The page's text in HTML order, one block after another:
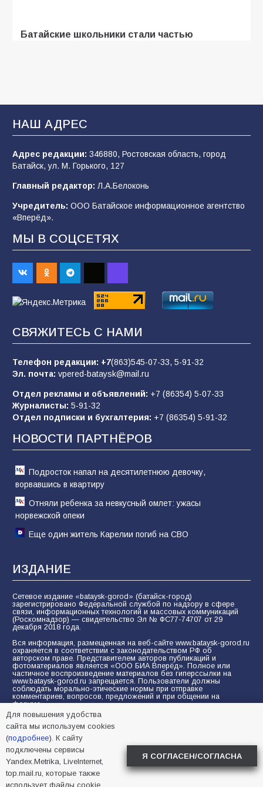
Батайские школьники стали частью
«Мобилизация или набор?» Что на самом
деле происходит в армии России в августе
2026 года
В Батайске продолжаются дорожные работы
98 04.08.2026
«Пургу нести — не поля переходить»: почему
заявления о мобилизации — это
пропагандистский вброс
01.08.2026
Будет ли мобилизация в России в 2026 году
после выборов: в Госдуме дали ответ
84 06.08.2026
«Слухами Москву не возьмёшь»: почему
заявления Киева о мобилизации — это
отчаяние, а не разведка
81 02.08.2026
НАШ АДРЕС
Адрес редакции: 346880, Ростовская область, город
Батайск, ул. М. Горького, 127
Главный редактор: Л.А.Белоконь
Учредитель: ООО Батайское информационное агентство
«Вперёд».
МЫ В СОЦСЕТЯХ
СВЯЖИТЕСЬ С НАМИ
Телефон редакции: +7(863)545-07-33, 5-91-32
Эл. почта: vpered-bataysk@mail.ru
Отдел рекламы и объявлений: +7 (86354) 5-07-33
Журналисты: 5-91-32
Отдел подписки и бухгалтерия: +7 (86354) 5-91-32
НОВОСТИ ПАРТНЁРОВ
Подросток напал на десятилетнюю девочку,
ворвавшись в квартиру
Отняли ребенка за невкусный омлет: ужасы
норвежской опеки
Еще один житель Карелии погиб на СВО
ИЗДАНИЕ
Сетевое издание «bataysk-gorod» (батайск-город)
зарегистрировано Федеральной службой по надзору в сфере
связи, информационных технологий и массовых коммуникаций
(Роскомнадзор) — свидетельство Эл № ФС77-74707 от 29
декабря 2018 года.
Вся информация, размещенная на веб-сайте www.bataysk-gorod.ru
охраняется в соответствии с законодательством РФ об
авторском праве. Представителем авторов публикаций и
фотоматериалов является «ООО БИА Вперёд». Полное или
частичное воспроизведение материалов без гиперссылки на
www.bataysk-gorod.ru запрещается. Пользователи должны
соблюдать морально-этические нормы при отправке
комментариев, вопросов, предложений и при общении на
форуме.
Политика конфиденциальности и защиты информации
Согласие на обработку персональных данных с помощью
сервисов Yandex.Metrika, LiveInternet, top.mail.ru
© 2005-2026 БИА «ВПЕРЕД»
Для повышения удобства
сайта мы используем cookies
(подробнее). К сайту
подключены сервисы
Yandex.Metrika, LiveInternet,
top.mail.ru, которые также
использует файлы cookie
Я СОГЛАСЕН/СОГЛАСНА